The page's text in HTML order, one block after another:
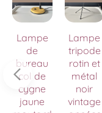
Lampe
de
bureau
col de
cygne
jaune
Lampe
tripode
rotin et
métal
noir
vintage